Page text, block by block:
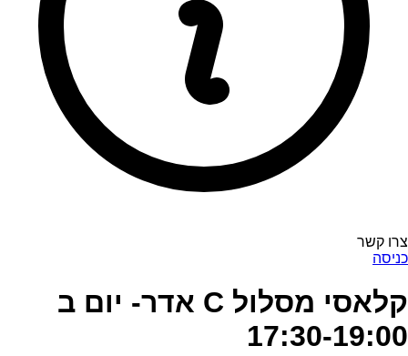
צרו קשר
כניסה
קלאסי מסלול C אדר- יום ב
17:30-19:00